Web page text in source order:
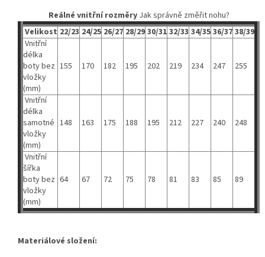
Reálné vnitřní rozměry Jak správně změřit nohu?
Velikost 22/23 24/25 26/27 28/29 30/31 32/33 34/35 36/37 38/39
Vnitřní
délka
boty bez
vložky
(mm)
155 170 182 195 202 219 234 247 255
Vnitřní
délka
samotné
vložky
(mm)
148 163 175 188 195 212 227 240 248
Vnitřní
šířka
boty bez
vložky
(mm)
64 67 72 75 78 81 83 85 89
Materiálové složení: